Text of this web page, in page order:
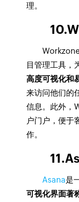
理。
Workzone
目管理工具，
高度可视化和
来访问他们的
信息。此外，
户门户，便于
作。
Asana是
可视化界面著